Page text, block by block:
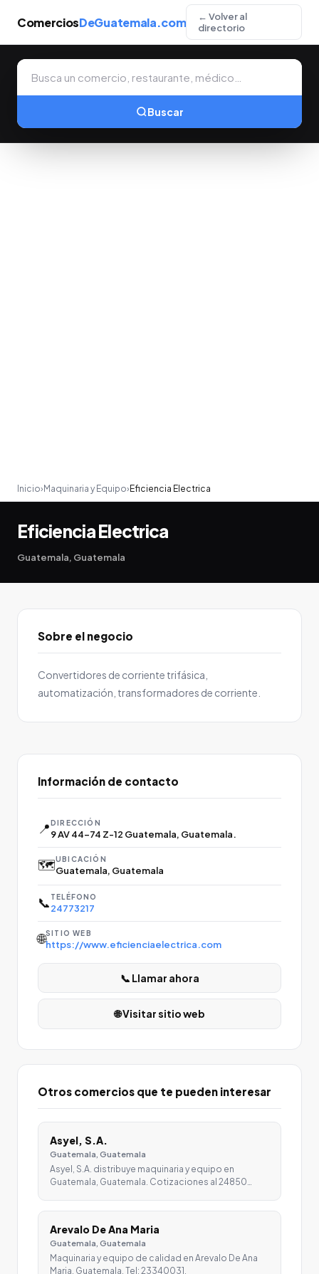
ComerciosDeGuatemala.com
← Volver al
directorio
Buscar
Inicio› Maquinaria y Equipo› Eficiencia Electrica
Eficiencia Electrica
Guatemala, Guatemala
Sobre el negocio
Convertidores de corriente trifásica,
automatización, transformadores de corriente.
Información de contacto
📍DIRECCIÓN
9 AV 44-74 Z-12 Guatemala, Guatemala.
🗺️UBICACIÓN
Guatemala, Guatemala
📞 TELÉFONO
24773217
🌐SITIO WEB
https://www.eficienciaelectrica.com
📞 Llamar ahora
🌐 Visitar sitio web
Otros comercios que te pueden interesar
Asyel, S.A.
Guatemala, Guatemala
Asyel, S.A. distribuye maquinaria y equipo en
Guatemala, Guatemala. Cotizaciones al 24850…
Arevalo De Ana Maria
Guatemala, Guatemala
Maquinaria y equipo de calidad en Arevalo De Ana
Maria, Guatemala. Tel: 23340031.